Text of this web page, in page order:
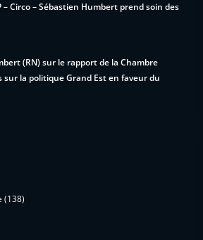
– Circo – Sébastien Humbert prend soin des
(RN) sur le rapport de la Chambre
sur la politique Grand Est en faveur du
(138)